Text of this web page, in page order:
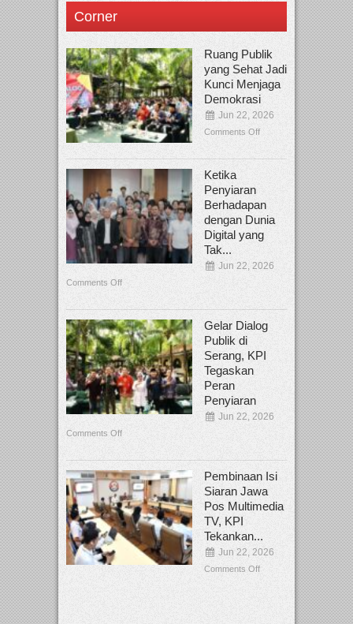
Corner
Ruang Publik
yang Sehat Jadi
Kunci Menjaga
Demokrasi
Jun 22, 2026
Comments Off
Ketika
Penyiaran
Berhadapan
dengan Dunia
Digital yang
Tak...
Jun 22, 2026
Comments Off
Gelar Dialog
Publik di
Serang, KPI
Tegaskan
Peran
Penyiaran
Jun 22, 2026
Comments Off
Pembinaan Isi
Siaran Jawa
Pos Multimedia
TV, KPI
Tekankan...
Jun 22, 2026
Comments Off